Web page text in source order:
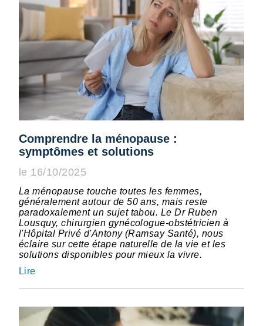
Comprendre la ménopause :
symptômes et solutions
le 16/10/2025
La ménopause touche toutes les femmes,
généralement autour de 50 ans, mais reste
paradoxalement un sujet tabou. Le Dr Ruben
Lousquy, chirurgien gynécologue-obstétricien à
l'Hôpital Privé d'Antony (Ramsay Santé), nous
éclaire sur cette étape naturelle de la vie et les
solutions disponibles pour mieux la vivre.
Lire